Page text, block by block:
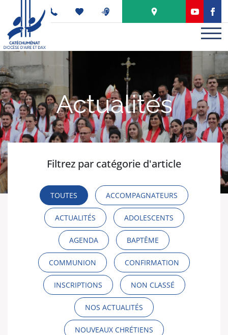
Actualités
Filtrez par catégorie d'article
TOUTES ACCOMPAGNATEURS
ACTUALITÉS ADOLESCENTS
AGENDA BAPTÊME
COMMUNION CONFIRMATION
INSCRIPTIONS NON CLASSÉ
NOS ACTUALITÉS
NOUVEAUX CHRÉTIENS
Panneau de gestion des cookies